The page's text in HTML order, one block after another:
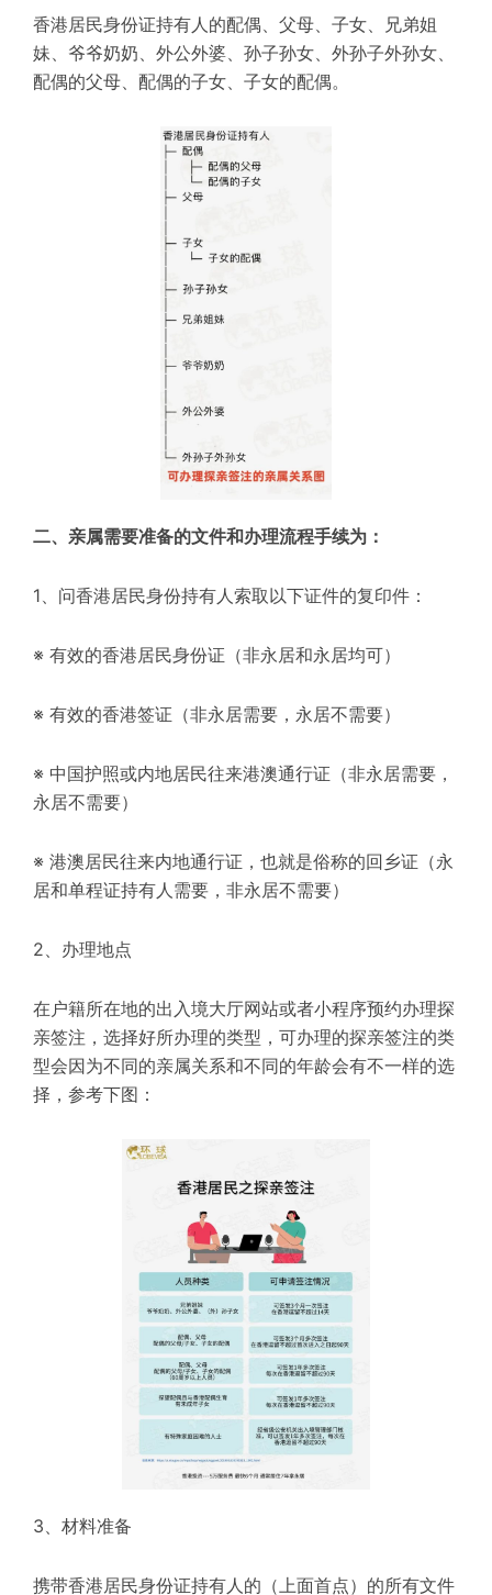
香港居民身份证持有人的配偶、父母、子女、兄弟姐
妹、爷爷奶奶、外公外婆、孙子孙女、外孙子外孙女、
配偶的父母、配偶的子女、子女的配偶。
二、亲属需要准备的文件和办理流程手续为：
1、问香港居民身份持有人索取以下证件的复印件：
※ 有效的香港居民身份证（非永居和永居均可）
※ 有效的香港签证（非永居需要，永居不需要）
※ 中国护照或内地居民往来港澳通行证（非永居需要，
永居不需要）
※ 港澳居民往来内地通行证，也就是俗称的回乡证（永
居和单程证持有人需要，非永居不需要）
2、办理地点
在户籍所在地的出入境大厅网站或者小程序预约办理探
亲签注，选择好所办理的类型，可办理的探亲签注的类
型会因为不同的亲属关系和不同的年龄会有不一样的选
择，参考下图：
3、材料准备
携带香港居民身份证持有人的（上面首点）的所有文件